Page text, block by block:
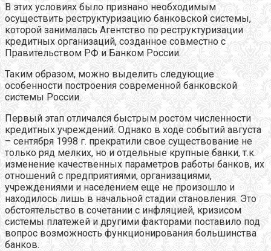
В этих условиях было признано необходимым
осуществить реструктуризацию банковской системы,
которой занималась Агентство по реструктуризации
кредитных организаций, созданное совместно с
Правительством РФ и Банком России.
Таким образом, можно выделить следующие
особенности построения современной банковской
системы России.
Первый этап отличался быстрым ростом численности
кредитных учреждений. Однако в ходе событий августа
– сентября 1998 г. прекратили свое существование не
только ряд мелких, но и отдельные крупные банки, т.к.
изменение качественных параметров работы банков, их
отношений с предприятиями, организациями,
учреждениями и населением еще не произошло и
находилось лишь в начальной стадии становления. Это
обстоятельство в сочетании с инфляцией, кризисом
системы платежей и другими факторами поставило под
вопрос возможность функционирования большинства
банков.